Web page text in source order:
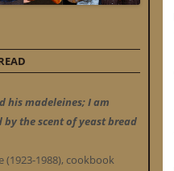
his madeleines; I am
by the scent of yeast bread
(1923-1988), cookbook